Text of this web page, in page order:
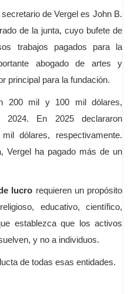
de Vergel es John B.
de la junta, cuyo bufete de
trabajos pagados para la
abogado de artes y
principal para la fundación.
200 mil y 100 mil dólares,
2024. En 2025 declararon
dólares, respectivamente.
Vergel ha pagado más de un
lucro requieren un propósito
educativo, científico,
establezca que los activos
y no a individuos.
de todas esas entidades.